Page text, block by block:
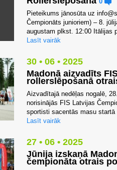
Pieteikums jānosūta uz
Čempionāts junioriem) – 8.
augustam plkst. 12:00 Itālijas
Lasīt vairāk
30 • 06 • 2025
Madonā aizvadīts
rollerslēpošanā
Aizvadītajā nedēļas nogalē,
norisinājās FIS Latvijas
sportisti sacentās masu
Lasīt vairāk
27 • 06 • 2025
Jūnija izskaņā
čempionāta otrais